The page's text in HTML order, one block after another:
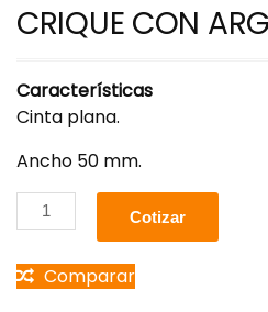
CRIQUE CON
Características
Cinta plana.
Ancho 50 mm.
Cotizar
Comparar